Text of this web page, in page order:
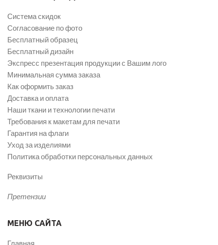
Система скидок
Согласование по фото
Бесплатный образец
Бесплатный дизайн
Экспресс презентация продукции с Вашим лого
Минимальная сумма заказа
Как оформить заказ
Доставка и оплата
Наши ткани и технологии печати
Требования к макетам для печати
Гарантия на флаги
Уход за изделиями
Политика обработки персональных данных
Реквизиты
Претензии
МЕНЮ САЙТА
Главная